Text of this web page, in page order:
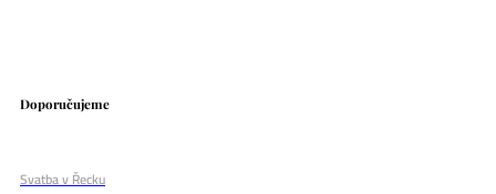
Doporučujeme
Svatba v Řecku